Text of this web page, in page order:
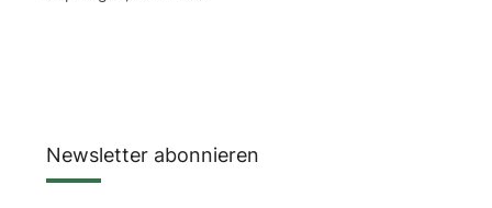
Newsletter abonnieren